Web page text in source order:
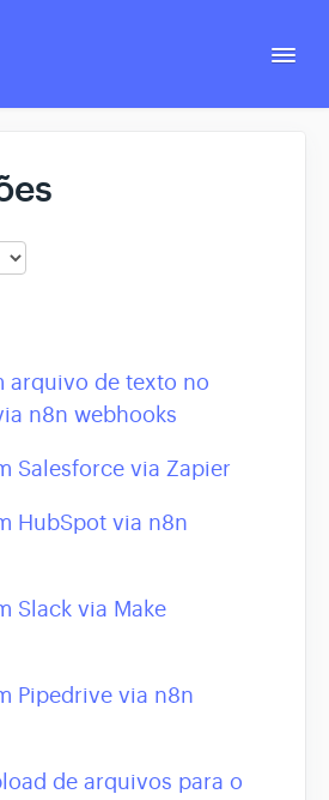
arquivo de texto no
n8n webhooks
Salesforce via Zapier
HubSpot via n8n
Slack via Make
Pipedrive via n8n
de arquivos para o